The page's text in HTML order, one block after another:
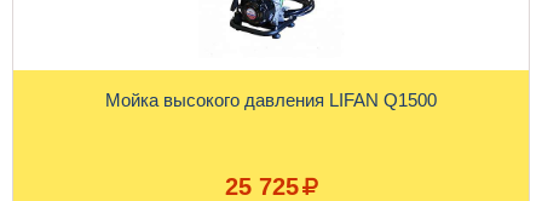
Мойка высокого давления LIFAN Q1500
25 725